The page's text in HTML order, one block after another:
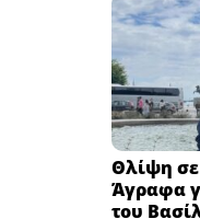
Θλίψη
Άγραφα
του